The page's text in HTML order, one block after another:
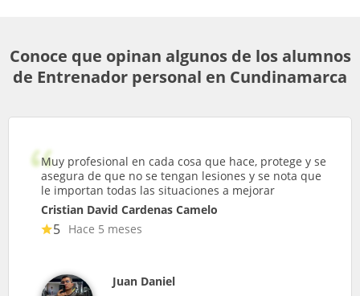
Conoce que opinan algunos de los alumnos
de Entrenador personal en Cundinamarca
Muy profesional en cada cosa que hace, protege y se
asegura de que no se tengan lesiones y se nota que
le importan todas las situaciones a mejorar
Cristian David Cardenas Camelo
5 Hace 5 meses
Juan Daniel